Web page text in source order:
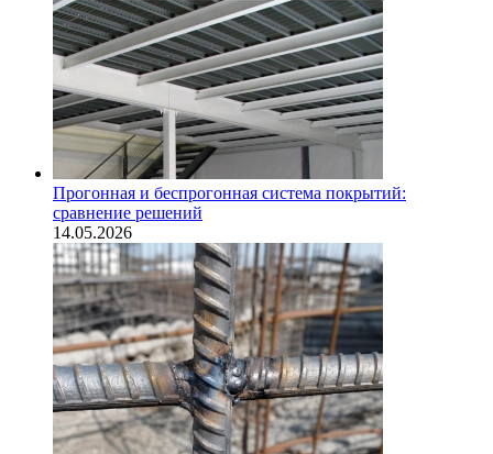
Прогонная и беспрогонная система покрытий:
сравнение решений
14.05.2026